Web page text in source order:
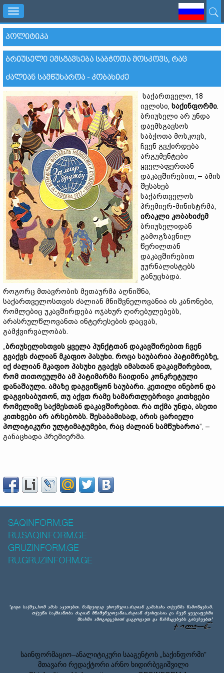
Toggle
navigation
ᲞᲝᲚᲘᲢᲘᲙᲐ
ᲑᲠᲘᲣᲡᲔᲚᲘ ᲔᲛᲡᲒᲐᲕᲡᲔᲑᲐ ᲡᲐᲑᲭᲝᲗᲐ ᲛᲝᲡᲙᲝᲕᲡ, ᲠᲐᲪ
ᲫᲐᲚᲘᲐᲜ ᲡᲐᲛᲬᲣᲮᲐᲠᲝᲐ - ᲙᲝᲑᲐᲮᲘᲫᲔ
საქართველო, 18
ივლისი, საქინფორმი.
ბრიუსელი არ უნდა
დაემსგავსოს
საბჭოთა მოსკოვს,
ჩვენ გვჭირდება
არგუმენტები
ყველაფერთან
დაკავშირებით, – ამის
შესახებ
საქართველოს
პრემიერ-მინისტრმა,
ირაკლი კობახიძემ
ბრიუსელიდან
გამოგზავნილ
წერილთან
დაკავშირებით
ჟურნალისტებს
განუცხადა.
როგორც მთავრობის მეთაურმა აღნიშნა,
საქართველოსთვის ძალიან მნიშვნელოვანია ის კანონები,
რომლებიც უკავშირდება ოჯახურ ღირებულებებს,
არასრულწლოვანთა ინტერესების დაცვას,
გამჭვირვალობას.
„ბრიუსელისთვის ყველა პუნქტთან დაკავშირებით ჩვენ
გვაქვს ძალიან მკაფიო პასუხი. როცა საუბარია პატიმრებზე,
იქ ძალიან მკაფიო პასუხი გვაქვს იმასთან დაკავშირებით,
რომ თითოეულმა ამ პატიმარმა ჩაიდინა კონკრეტული
დანაშაული. ამაზე დაგვიწყონ საუბარი. კეთილი ინებონ და
დაგვისაბუთონ, თუ აქვთ რამე სამართლებრივი კითხვები
რომელიმე საქმესთან დაკავშირებით. რა თქმა უნდა, ასეთი
კითხვები არ არსებობს. შესაბამისად, არის ცარიელი
პოლიტიკური ულტიმატუმები, რაც ძალიან სამწუხაროა“, –
განაცხადა პრემიერმა.
SAQINFORM.GE
RU.SAQINFORM.GE
GRUZINFORM.GE
RU.GRUZINFORM.GE
საინფორმაციო–ანალიტიკური სააგენტოს „საქინფორმი”
მთავარი რედაქტორი არნო ხიდირბეგიშვილი